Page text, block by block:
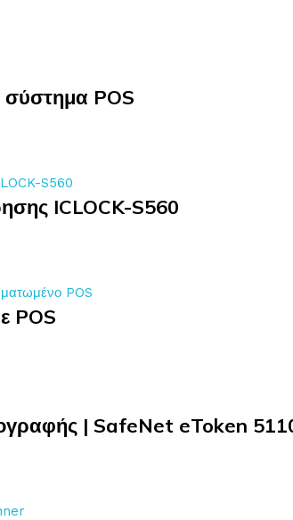
σύστημα POS
ICLOCK-S560
POS
| SafeNet eToken